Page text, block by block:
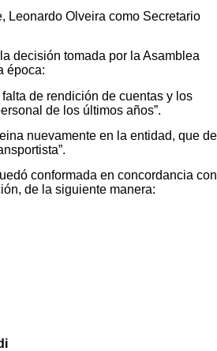
Leonardo Olveira como Secretario
decisión tomada por la Asamblea
época:
de rendición de cuentas y los
de los últimos años”.
nuevamente en la entidad, que
conformada en concordancia
de la siguiente manera: